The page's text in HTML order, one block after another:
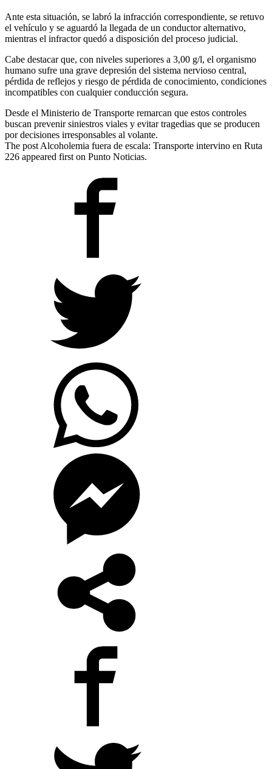
Ante esta situación, se labró la infracción correspondiente, se retuvo
el vehículo y se aguardó la llegada de un conductor alternativo,
mientras el infractor quedó a disposición del proceso judicial.
Cabe destacar que, con niveles superiores a 3,00 g/l, el organismo
humano sufre una grave depresión del sistema nervioso central,
pérdida de reflejos y riesgo de pérdida de conocimiento, condiciones
incompatibles con cualquier conducción segura.
Desde el Ministerio de Transporte remarcan que estos controles
buscan prevenir siniestros viales y evitar tragedias que se producen
por decisiones irresponsables al volante.
The post Alcoholemia fuera de escala: Transporte intervino en Ruta
226 appeared first on Punto Noticias.